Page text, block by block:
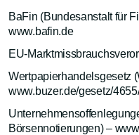
BaFin (Bundesanstalt für
www.bafin.de
EU-
Wertpapierhandelsgesetz
www.buzer.de/gesetz/
Börsennotierungen) –